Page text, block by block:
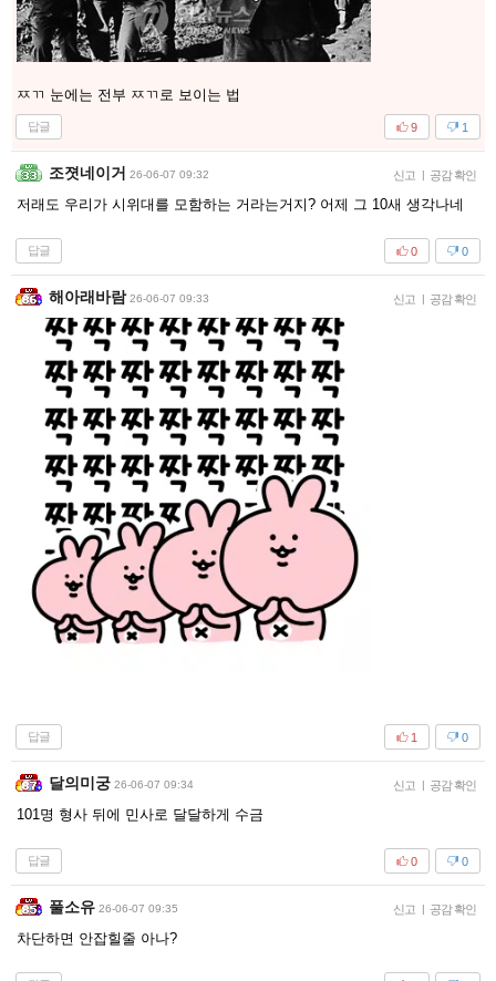
ㅉㄲ 눈에는 전부 ㅉㄲ로 보이는 법
답글 1
9
조졋네이거 26-06-07 09:32 신고 | 공감 확인
저래도 우리가 시위대를 모함하는 거라는거지? 어제 그 10새 생각나네
답글 0
0
해아래바람 26-06-07 09:33 신고 | 공감 확인
답글 0
1
달의미궁 26-06-07 09:34 신고 | 공감 확인
101명 형사 뒤에 민사로 달달하게 수금
답글 0
0
풀소유 26-06-07 09:35 신고 | 공감 확인
차단하면 안잡힐줄 아나?